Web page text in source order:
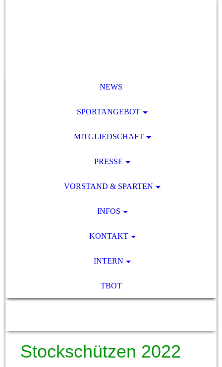
NEWS
SPORTANGEBOT
MITGLIEDSCHAFT
PRESSE
VORSTAND & SPARTEN
INFOS
KONTAKT
INTERN
TBOT
Stockschützen 2022